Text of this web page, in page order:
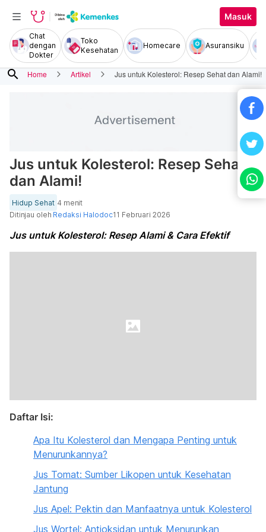
Masuk
Chat
dengan
Dokter
Toko
Kesehatan
Homecare Asuransiku
search Home Artikel Jus untuk Kolesterol: Resep Sehat dan Alami!
Jus untuk Kolesterol: Resep Sehat
dan Alami!
Hidup Sehat 4 menit
Ditinjau oleh Redaksi Halodoc11 Februari 2026
Jus untuk Kolesterol: Resep Alami & Cara Efektif
Daftar Isi:
Apa Itu Kolesterol dan Mengapa Penting untuk
Menurunkannya?
Jus Tomat: Sumber Likopen untuk Kesehatan
Jantung
Jus Apel: Pektin dan Manfaatnya untuk Kolesterol
Jus Wortel: Antioksidan untuk Menurunkan